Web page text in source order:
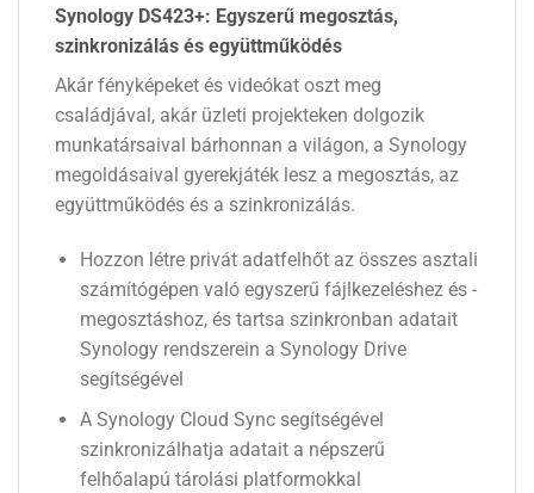
Synology DS423+: Egyszerű megosztás,
szinkronizálás és együttműködés
Akár fényképeket és videókat oszt meg
családjával, akár üzleti projekteken dolgozik
munkatársaival bárhonnan a világon, a Synology
megoldásaival gyerekjáték lesz a megosztás, az
együttműködés és a szinkronizálás.
Hozzon létre privát adatfelhőt az összes asztali
számítógépen való egyszerű fájlkezeléshez és -
megosztáshoz, és tartsa szinkronban adatait
Synology rendszerein a Synology Drive
segítségével
A Synology Cloud Sync segítségével
szinkronizálhatja adatait a népszerű
felhőalapú tárolási platformokkal